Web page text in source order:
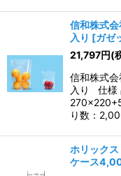
信和株式
入り [ガゼ
21,797円(
信和株式
入り 仕様
り数：
ホリック
ケース